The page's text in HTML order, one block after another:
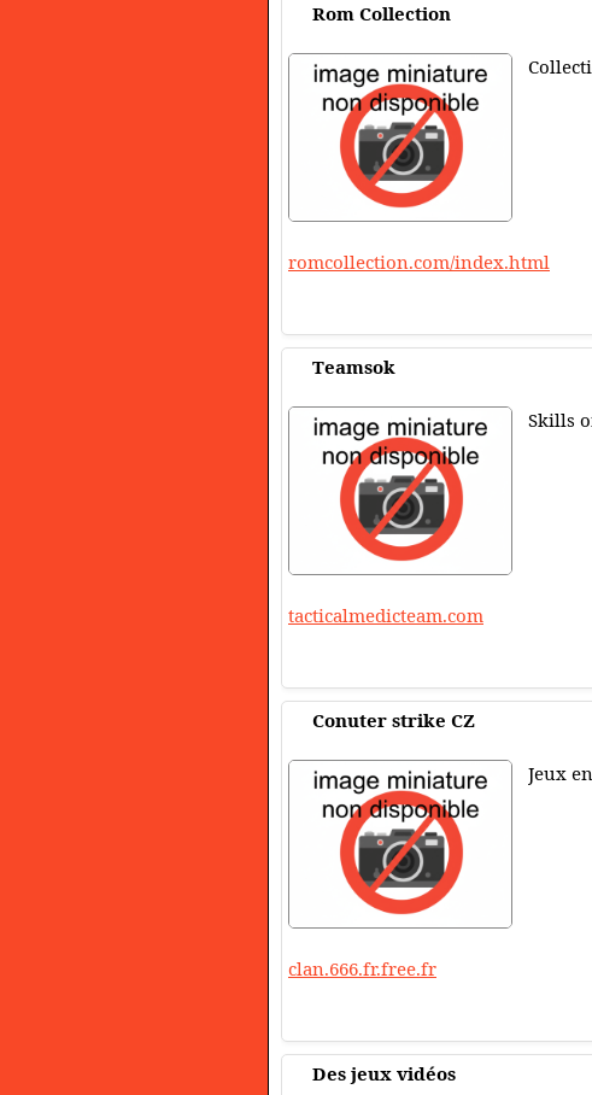
Rom Collection
romcollection.com/index.html
Teamsok
Skills
tacticalmedicteam.com
Conuter strike CZ
Jeux
clan.666.fr.free.fr
Des jeux vidéos